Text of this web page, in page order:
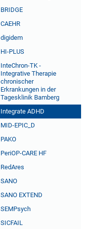
BRIDGE
CAEHR
digidem
HI-PLUS
InteChron-TK -
Integrative Therapie
chronischer
Erkrankungen in der
Tagesklinik Bamberg
Integrate ADHD
MID-EPIC_D
PAKO
PeriOP-CARE HF
RedAres
SANO
SANO EXTEND
SEMPsych
SICFAIL